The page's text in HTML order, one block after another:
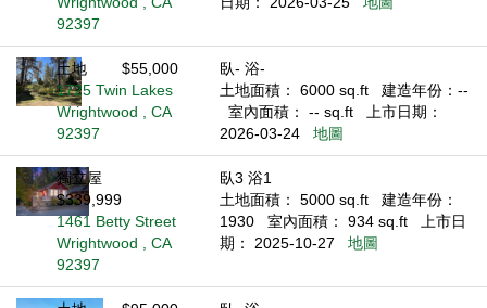
92397
土地
$55,000
1725 Twin Lakes
Wrightwood , CA
92397
臥- 浴-
土地面積： 6000 sq.ft
建造年份：--
室內面積： -- sq.ft
上市日期：
2026-03-24
地圖
獨立屋
$339,999
1461 Betty Street
Wrightwood , CA
92397
臥3 浴1
土地面積： 5000 sq.ft
建造年份：
1930
室內面積： 934 sq.ft
上市日
期： 2025-10-27
地圖